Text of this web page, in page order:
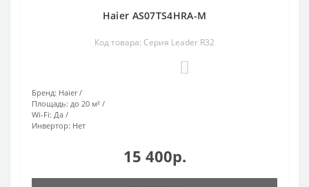
Haier AS07TS4HRA-M
Код товара: Серия Leader R32
Бренд: Haier
Площадь: до 20 м²
Wi-Fi: Да
Инвертор: Нет
15 400р.